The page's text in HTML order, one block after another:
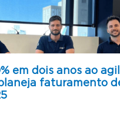
em dois anos ao
faturamento